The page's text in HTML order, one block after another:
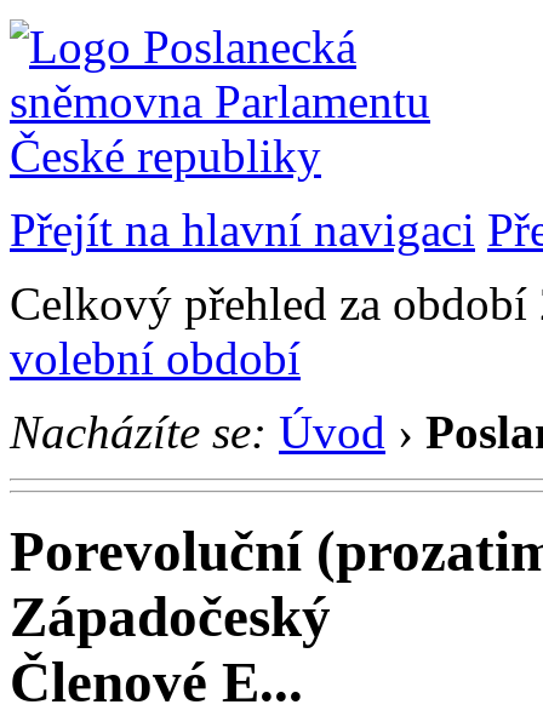
Přejít na hlavní navigaci
Celkový přehled za
volební období
Nacházíte se: Úvod ›
Porevoluční
Západočeský
Členové E...